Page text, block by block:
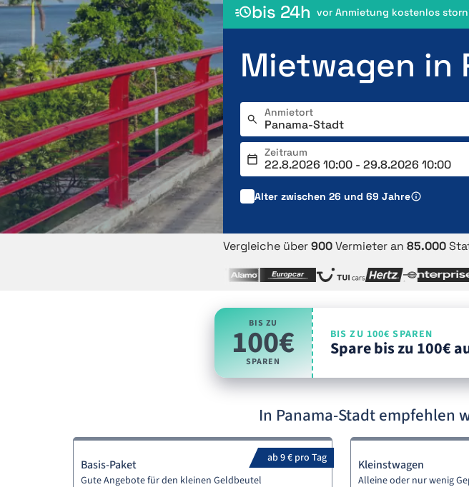
bis 24h vor Anmietung kostenlos
Mietwagen in
Anmietort
Zeitraum
Alter zwischen 26 und 69 Jahre
Vergleiche über900Vermieter an 85.000
BIS ZU
100€
SPAREN
BIS ZU 100€ SPAREN
Spare bis zu 100€
In Panama-Stadt empfehlen
ab 9 € pro Tag
Basis-Paket
Gute Angebote für den kleinen Geldbeutel
Kleinstwagen
Alleine oder nur wenig